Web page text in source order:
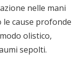
nelle mani
le cause profonde
olistico,
sepolti.